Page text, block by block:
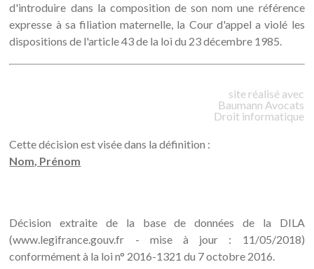
d'introduire dans la composition de son nom une référence
expresse à sa filiation maternelle, la Cour d'appel a violé les
dispositions de l'article 43 de la loi du 23 décembre 1985.
site réalisé avec
Baumann Avocats
Droit informatique
Cette décision est visée dans la définition :
Nom, Prénom
Décision extraite de la base de données de la DILA
(www.legifrance.gouv.fr - mise à jour : 11/05/2018)
conformément à la loi n° 2016-1321 du 7 octobre 2016.